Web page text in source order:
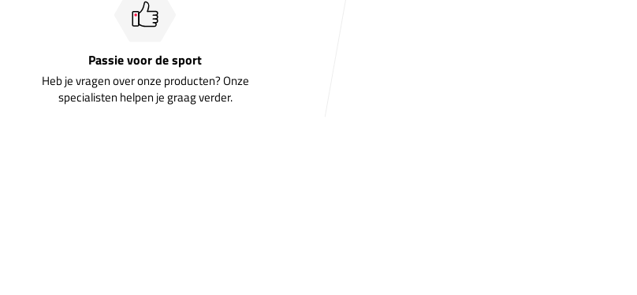
Passie voor de sport
Heb je vragen over onze producten? Onze
specialisten helpen je graag verder.